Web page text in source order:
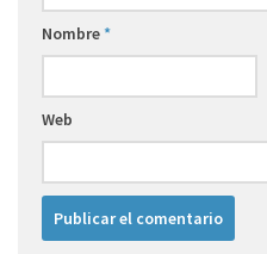
Nombre*
Web